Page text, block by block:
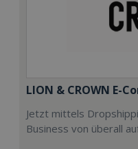
LION & CROWN E-
Jetzt mittels
Business von überall